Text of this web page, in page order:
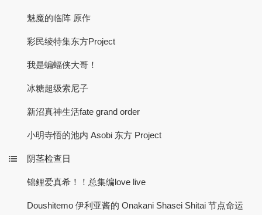
魅魔的临阵 原作
彩民绫特集东方Project
我是蝙蝠侠大哥！
冰糖超级索尼子
新沼真神生活fate grand order
小明寺悟的池内 Asobi 东方 Project
阴茎检查日
锦鲤爱真希！！总集编love live
Doushitemo 伊利亚酱的 Onakani Shasei Shitai 节点命运